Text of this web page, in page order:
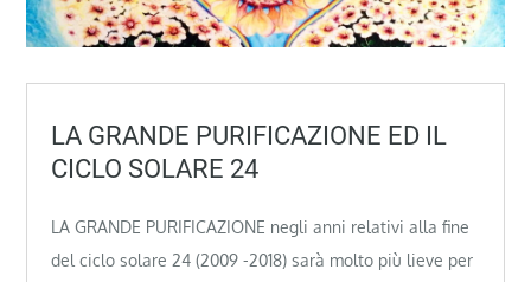
LA GRANDE PURIFICAZIONE ED IL
CICLO SOLARE 24
LA GRANDE PURIFICAZIONE negli anni relativi alla fine
del ciclo solare 24 (2009 -2018) sarà molto più lieve per